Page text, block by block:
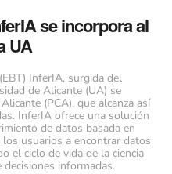
se incorpora al
UA
InferIA, surgida del
de Alicante (UA) se
(PCA), que alcanza así
InferIA ofrece una solución
de datos basada en
usuarios a encontrar datos
el ciclo de vida de la ciencia
informadas.